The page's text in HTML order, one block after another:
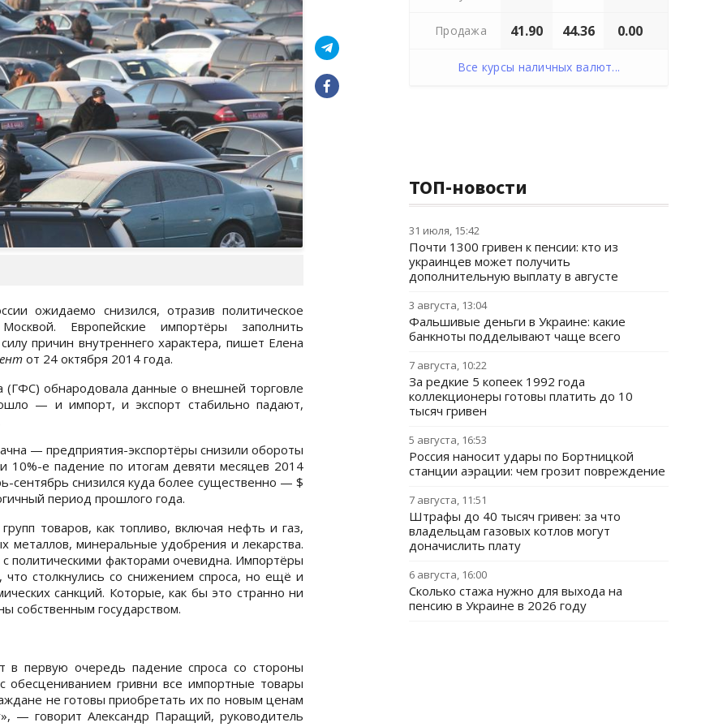
ожидаемо снизился, отразив политическое
Европейские импортёры заполнить
причин внутреннего характера, пишет Елена
от 24 октября 2014 года.
(ГФС) обнародовала данные о внешней торговле
— и импорт, и экспорт стабильно падают,
— предприятия-экспортёры снизили обороты
10%-е падение по итогам девяти месяцев 2014
сентябрь снизился куда более существенно — $
период прошлого года.
товаров, как топливо, включая нефть и газ,
металлов, минеральные удобрения и лекарства.
с политическими факторами очевидна. Импортёры
что столкнулись со снижением спроса, но ещё и
санкций. Которые, как бы это странно ни
собственным государством.
в первую очередь падение спроса со стороны
обесцениванием гривни все импортные товары
не готовы приобретать их по новым ценам
— говорит Александр Паращий, руководитель
Продажа 41.90 44.36 0.00
Все курсы наличных валют...
ТОП-новости
31 июля, 15:42
Почти 1300 гривен к пенсии: кто из
украинцев может получить
дополнительную выплату в августе
3 августа, 13:04
Фальшивые деньги в Украине: какие
банкноты подделывают чаще всего
7 августа, 10:22
За редкие 5 копеек 1992 года
коллекционеры готовы платить до 10
тысяч гривен
5 августа, 16:53
Россия наносит удары по Бортницкой
станции аэрации: чем грозит повреждение
7 августа, 11:51
Штрафы до 40 тысяч гривен: за что
владельцам газовых котлов могут
доначислить плату
6 августа, 16:00
Сколько стажа нужно для выхода на
пенсию в Украине в 2026 году